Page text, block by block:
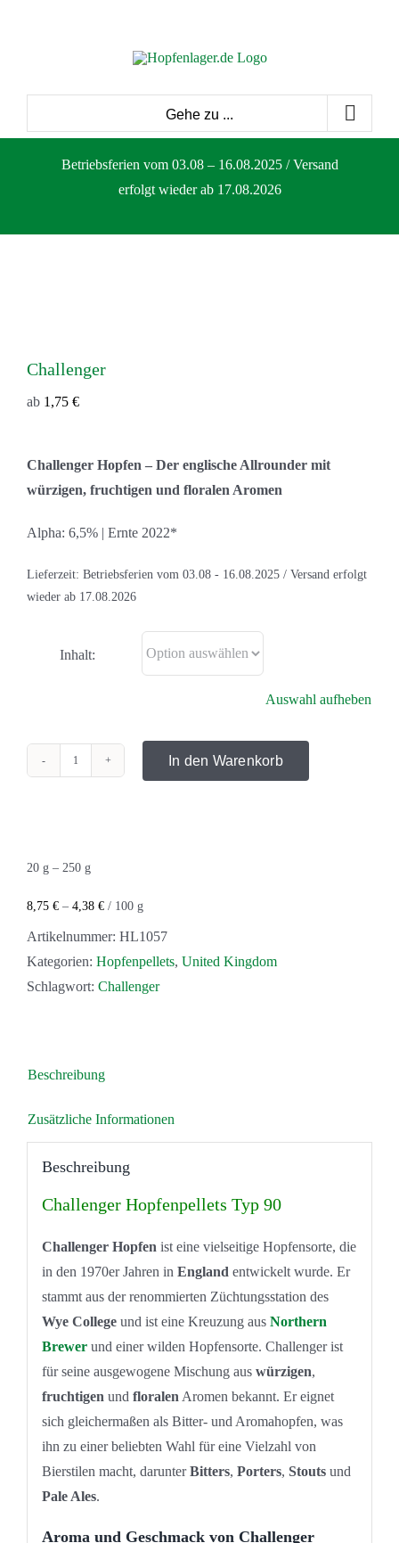
Gehe zu ...
Betriebsferien vom 03.08 – 16.08.2025 / Versand
erfolgt wieder ab 17.08.2026
Challenger
ab 1,75 €
Challenger Hopfen – Der englische Allrounder mit
würzigen, fruchtigen und floralen Aromen
Alpha: 6,5% | Ernte 2022*
Lieferzeit: Betriebsferien vom 03.08 - 16.08.2025 / Versand erfolgt
wieder ab 17.08.2026
Inhalt:
Auswahl aufheben
Challenger
In den Warenkorb
20 g – 250 g
8,75 € – 4,38 € / 100 g
Artikelnummer: HL1057
Kategorien: Hopfenpellets, United Kingdom
Schlagwort: Challenger
Beschreibung
Zusätzliche Informationen
Beschreibung
Challenger Hopfenpellets Typ 90
Challenger Hopfen ist eine vielseitige Hopfensorte, die
in den 1970er Jahren in England entwickelt wurde. Er
stammt aus der renommierten Züchtungsstation des
Wye Collegeund ist eine Kreuzung aus Northern
Brewerund einer wilden Hopfensorte. Challenger ist
für seine ausgewogene Mischung aus würzigen,
fruchtigen und floralen Aromen bekannt. Er eignet
sich gleichermaßen als Bitter- und Aromahopfen, was
ihn zu einer beliebten Wahl für eine Vielzahl von
Bierstilen macht, darunterBitters, Porters, Stoutsund
Pale Ales.
Aroma und Geschmack von Challenger